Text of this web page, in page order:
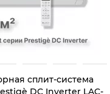
сплит-система
DC Inverter LAC-